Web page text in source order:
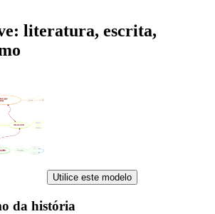
literatura, escrita,
Utilice este modelo
da história